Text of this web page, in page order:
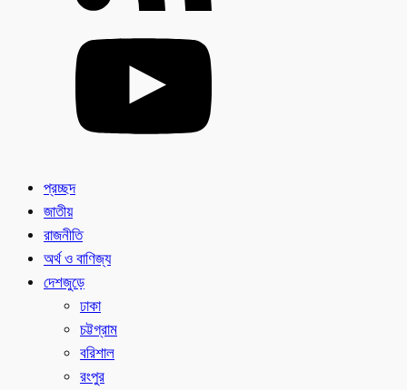
প্রচ্ছদ
জাতীয়
রাজনীতি
অর্থ ও বাণিজ্য
দেশজুড়ে
ঢাকা
চট্টগ্রাম
বরিশাল
রংপুর